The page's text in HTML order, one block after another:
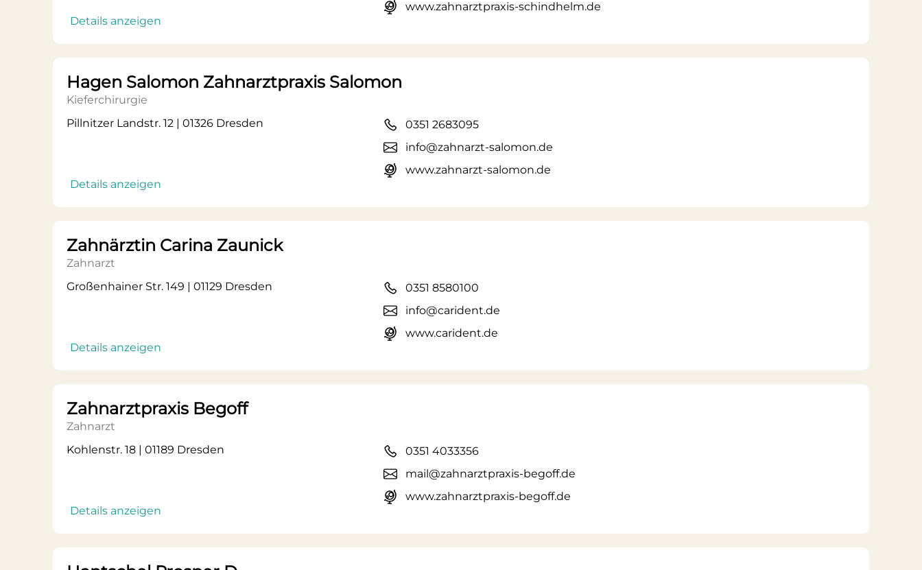
Details anzeigen
www.zahnarztpraxis-schindhelm.de
Hagen Salomon Zahnarztpraxis Salomon
Kieferchirurgie
Pillnitzer Landstr. 12 | 01326 Dresden
Details anzeigen
0351 2683095
info@zahnarzt-salomon.de
www.zahnarzt-salomon.de
Zahnärztin Carina Zaunick
Zahnarzt
Großenhainer Str. 149 | 01129 Dresden
Details anzeigen
0351 8580100
info@carident.de
www.carident.de
Zahnarztpraxis Begoff
Zahnarzt
Kohlenstr. 18 | 01189 Dresden
Details anzeigen
0351 4033356
mail@zahnarztpraxis-begoff.de
www.zahnarztpraxis-begoff.de